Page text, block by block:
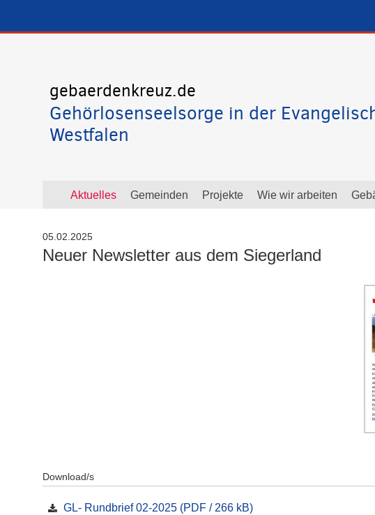
gebaerdenkreuz.de
Gehörlosenseelsorge in der
Westfalen
Aktuelles Gemeinden Projekte Wie wir arbeiten
05.02.2025
Neuer Newsletter aus dem Siegerland
Download/s
GL- Rundbrief 02-2025 (PDF / 266 kB)